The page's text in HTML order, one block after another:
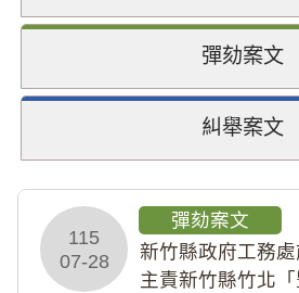
彈劾案文
糾舉案文
115
07-28
彈劾案文
新竹縣政府工務
主責新竹縣竹北